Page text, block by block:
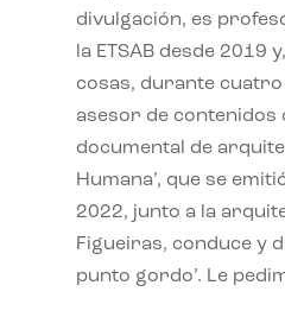
divulgación, es
la ETSAB desde 2019
cosas, durante
asesor de contenidos
documental de
Humana’, que se
2022, junto a la
Figueiras, conduce y
punto gordo’. Le